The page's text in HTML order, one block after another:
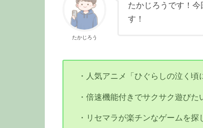
たかじろう
たかじろうです！
す！
・人気アニメ「ひぐらしの泣く頃
・倍速機能付きでサクサク遊びた
・リセマラが楽チンなゲームを探